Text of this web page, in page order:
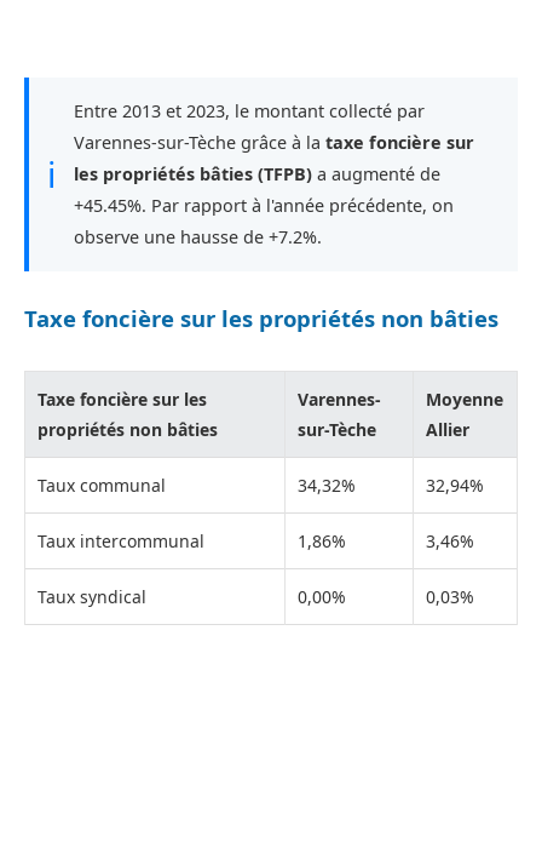
ℹ
Entre 2013 et 2023, le montant collecté par
Varennes-sur-Tèche grâce à la taxe foncière sur
les propriétés bâties (TFPB) a augmenté de
+45.45%. Par rapport à l'année précédente, on
observe une hausse de +7.2%.
Taxe foncière sur les propriétés non bâties
Taxe foncière sur les
propriétés non bâties
Varennes-
sur-Tèche
Moyenne
Allier
Taux communal 34,32% 32,94%
Taux intercommunal 1,86% 3,46%
Taux syndical 0,00% 0,03%